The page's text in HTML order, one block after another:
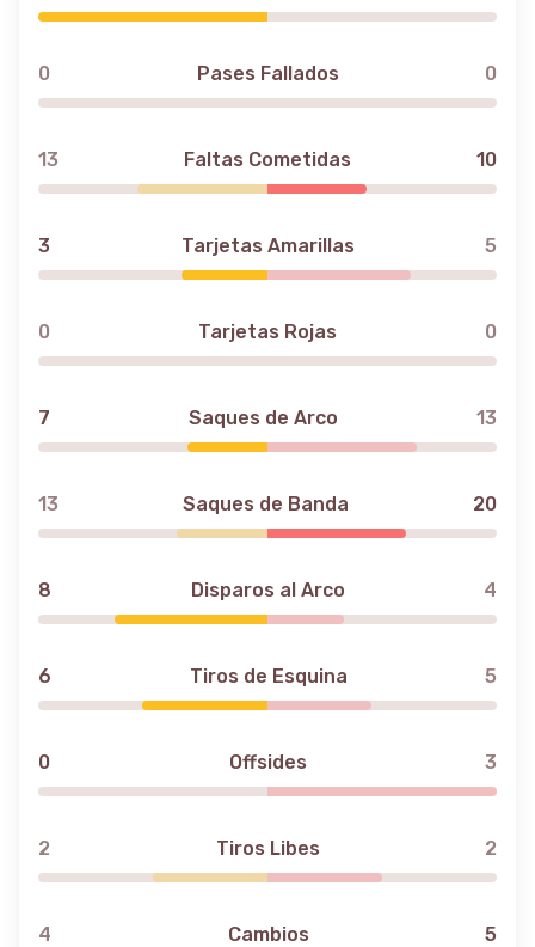
0 Pases Fallados 0
13 Faltas Cometidas 10
3 Tarjetas Amarillas 5
0 Tarjetas Rojas 0
7 Saques de Arco 13
13 Saques de Banda 20
8 Disparos al Arco 4
6 Tiros de Esquina 5
0 Offsides 3
2 Tiros Libes 2
4 Cambios 5